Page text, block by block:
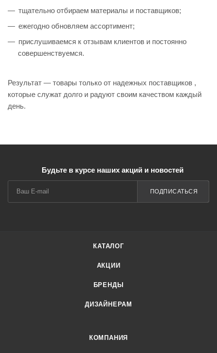
тщательно отбираем материалы и поставщиков;
ежегодно обновляем ассортимент;
прислушиваемся к отзывам клиентов и постоянно
совершенствуемся.
Результат — товары только от надежных поставщиков ,
которые служат долго и радуют своим качеством каждый
день.
Будьте в курсе наших акций и новостей
ПОДПИСАТЬСЯ
КАТАЛОГ
АКЦИИ
БРЕНДЫ
ДИЗАЙНЕРАМ
КОМПАНИЯ